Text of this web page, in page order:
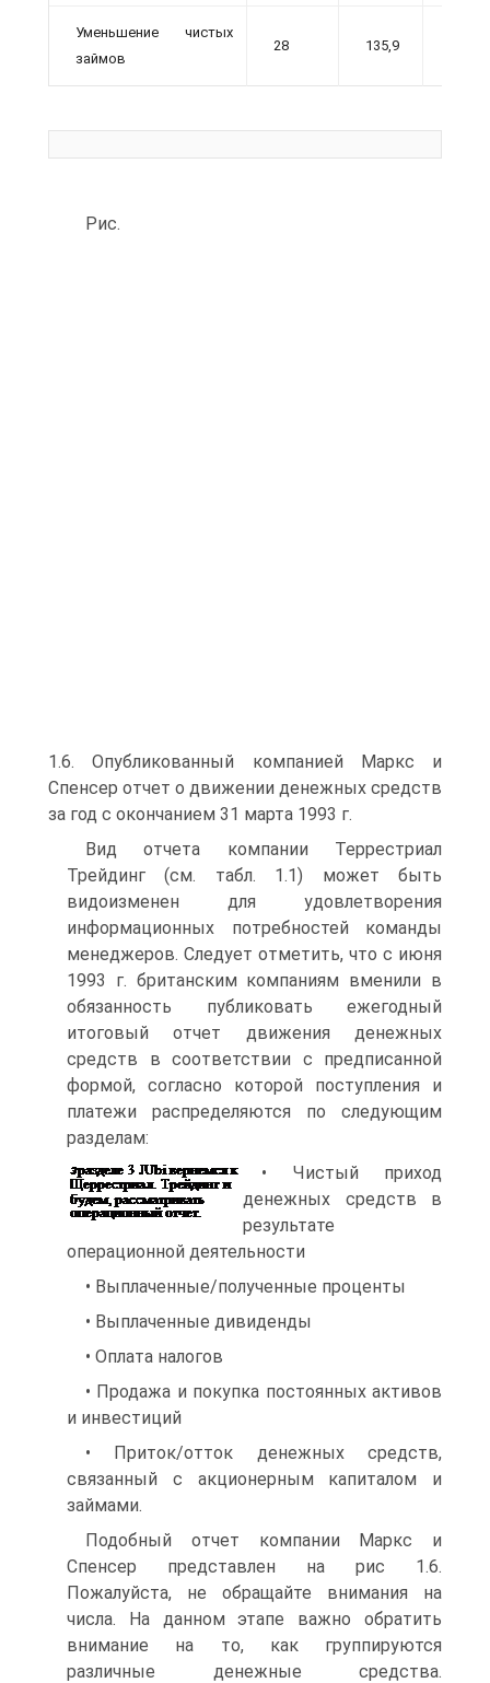
Уменьшение чистых
займов
28 135,9
Рис.
1.6. Опубликованный компанией Маркс и
Спенсер отчет о движении денежных средств
за год с окончанием 31 марта 1993 г.
Вид отчета компании Террестриал
Трейдинг (см. табл. 1.1) может быть
видоизменен для удовлетворения
информационных потребностей команды
менеджеров. Следует отметить, что с июня
1993 г. британским компаниям вменили в
обязанность публиковать ежегодный
итоговый отчет движения денежных
средств в соответствии с предписанной
формой, согласно которой поступления и
платежи распределяются по следующим
разделам:
• Чистый приход
денежных средств в
результате
операционной деятельности
• Выплаченные/полученные проценты
• Выплаченные дивиденды
• Оплата налогов
• Продажа и покупка постоянных активов
и инвестиций
• Приток/отток денежных средств,
связанный с акционерным капиталом и
займами.
Подобный отчет компании Маркс и
Спенсер представлен на рис 1.6.
Пожалуйста, не обращайте внимания на
числа. На данном этапе важно обратить
внимание на то, как группируются
различные денежные средства.